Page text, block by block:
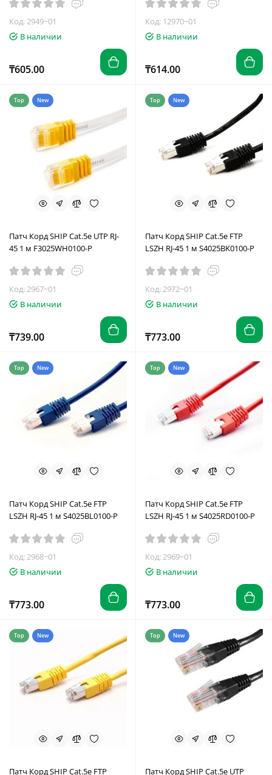
Код: 2949~01
В наличии
₸605.00
Код: 12970~01
В наличии
₸614.00
Top New
Патч Корд SHIP Cat.5e UTP RJ-
45 1 м F3025WH0100-P
Код: 2967~01
В наличии
₸739.00
Top New
Патч Корд SHIP Cat.5e FTP
LSZH RJ-45 1 м S4025BK0100-P
Код: 2972~01
В наличии
₸773.00
Top New
Патч Корд SHIP Cat.5e FTP
LSZH RJ-45 1 м S4025BL0100-P
Код: 2968~01
В наличии
₸773.00
Top New
Патч Корд SHIP Cat.5e FTP
LSZH RJ-45 1 м S4025RD0100-P
Код: 2969~01
В наличии
₸773.00
Top New
Патч Корд SHIP Cat.5e FTP
Top New
Патч Корд SHIP Cat.5e UTP